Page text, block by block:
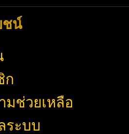
ชน์
ก
มช่วยเหลือ
ระบบ